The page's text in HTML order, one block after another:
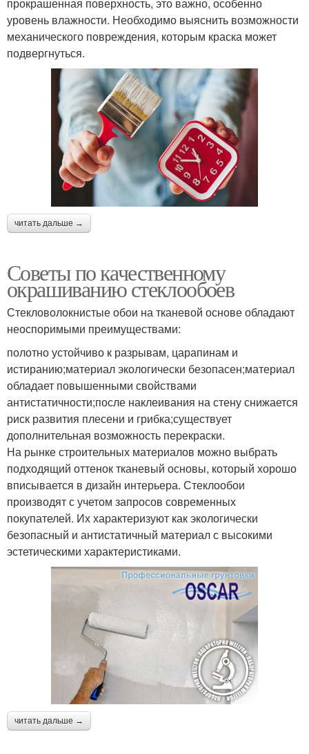
прокрашенная поверхность, это важно, особенно
уровень влажности. Необходимо выяснить возможности
механического повреждения, которым краска может
подвергнуться.
читать дальше →
Советы по качественному
окрашиванию стеклообоев
Стекловолокнистые обои на тканевой основе обладают
неоспоримыми преимуществами:
полотно устойчиво к разрывам, царапинам и
истиранию;материал экологически безопасен;материал
обладает повышенными свойствами
антистатичности;после наклеивания на стену снижается
риск развития плесени и грибка;существует
дополнительная возможность перекраски.
На рынке строительных материалов можно выбрать
подходящий оттенок тканевый основы, который хорошо
вписывается в дизайн интерьера. Стеклообои
производят с учетом запросов современных
покупателей. Их характеризуют как экологически
безопасный и антистатичный материал с высокими
эстетическими характеристиками.
читать дальше →